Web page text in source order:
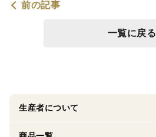
前の記事
一覧に戻る
生産者について